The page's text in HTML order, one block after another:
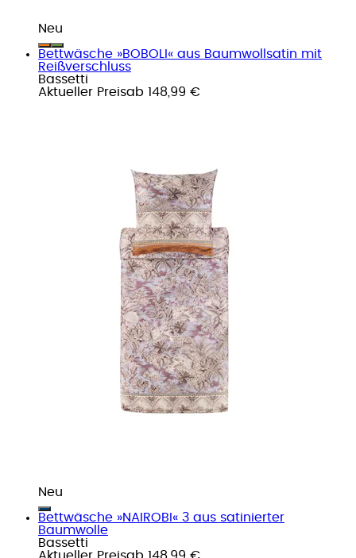
Neu
Bettwäsche »BOBOLI« aus Baumwollsatin mit
Reißverschluss
Bassetti
Aktueller Preisab 148,99 €
Neu
Bettwäsche »NAIROBI« 3 aus satinierter
Baumwolle
Bassetti